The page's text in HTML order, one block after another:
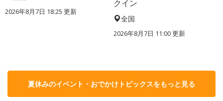
2026年8月7日 18:25 更新
クイン
全国
2026年8月7日 11:00更新
夏休みのイベント・おでかけトピックスをもっと見る